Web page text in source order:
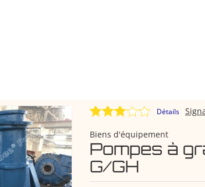
Détails
Biens d'équipement
Pompes à
G/GH